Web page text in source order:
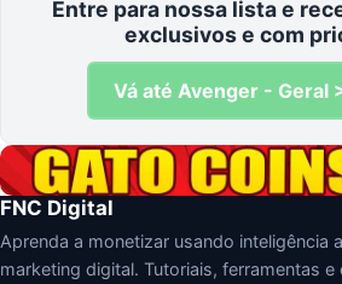
Entre para nossa lista e
exclusivos e com
Vá até Avenger - Geral
FNC Digital
Aprenda a monetizar usando inteligência
marketing digital. Tutoriais, ferramentas